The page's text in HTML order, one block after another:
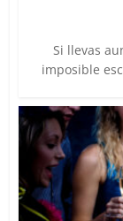
Si llevas
imposible